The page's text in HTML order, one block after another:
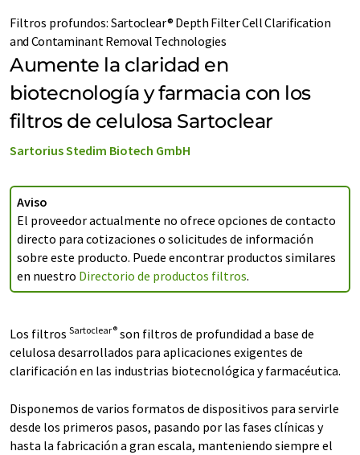
Filtros profundos: Sartoclear® Depth Filter Cell Clarification
and Contaminant Removal Technologies
Aumente la claridad en
biotecnología y farmacia con los
filtros de celulosa Sartoclear
Sartorius Stedim Biotech GmbH
Aviso
El proveedor actualmente no ofrece opciones de contacto
directo para cotizaciones o solicitudes de información
sobre este producto. Puede encontrar productos similares
en nuestro Directorio de productos filtros.
Los filtros Sartoclear® son filtros de profundidad a base de
celulosa desarrollados para aplicaciones exigentes de
clarificación en las industrias biotecnológica y farmacéutica.
Disponemos de varios formatos de dispositivos para servirle
desde los primeros pasos, pasando por las fases clínicas y
hasta la fabricación a gran escala, manteniendo siempre el